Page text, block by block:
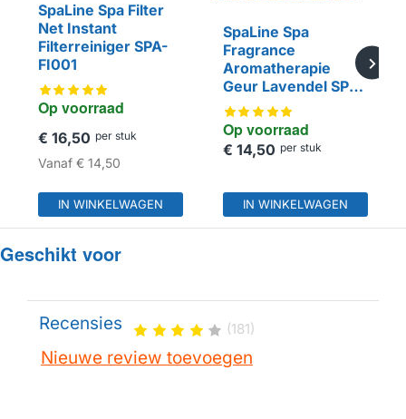
Op voorraad
SpaLine Spa Filter
Net Instant
Filterreiniger SPA-
FI001
€ 16,50 per stuk
Vanaf € 14,50
IN WINKELWAGEN
Op voorraad
SpaLine Spa
Fragrance
Aromatherapie
Geur Lavendel SPA-
FRA06
€ 14,50 per stuk
IN WINKELWAGEN
Geschikt voor
Recensies (181)
Nieuwe review toevoegen